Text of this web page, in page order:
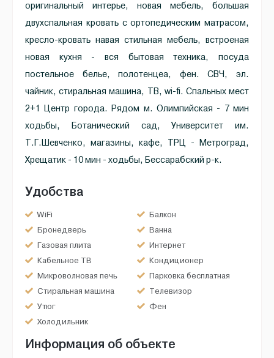
оригинальный интерье, новая мебель, большая
двухспальная кровать с ортопедическим матрасом,
кресло-кровать навая стильная мебель, встроеная
новая кухня - вся бытовая техника, посуда
постельное белье, полотенцеа, фен. СВЧ, эл.
чайник, стиральная машина, ТВ, wi-fi. Спальных мест
2+1 Центр города. Рядом м. Олимпийская - 7 мин
ходьбы, Ботанический сад, Университет им.
Т.Г.Шевченко, магазины, кафе, ТРЦ - Метроград,
Хрещатик - 10 мин - ходьбы, Бессарабский р-к.
Удобства
WiFi
Балкон
Бронедверь
Ванна
Газовая плита
Интернет
Кабельное ТВ
Кондиционер
Микроволновая печь
Парковка бесплатная
Стиральная машина
Телевизор
Утюг
Фен
Холодильник
Информация об объекте